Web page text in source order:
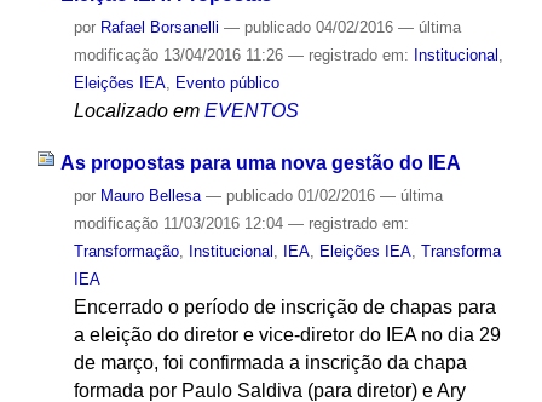
por Rafael Borsanelli — publicado04/02/2016 — última
modificação13/04/2016 11:26 — registrado em: Institucional
Eleições IEA, Evento público
Localizado em EVENTOS
As propostas para uma nova gestão do IEA
por Mauro Bellesa — publicado01/02/2016 — última
modificação11/03/2016 12:04 — registrado em:
Transformação, Institucional IEA, Eleições IEA, Transforma
IEA
Encerrado o período de inscrição de chapas para
a eleição do diretor e vice-diretor do IEA no dia 29
de março, foi confirmada a inscrição da chapa
formada por Paulo Saldiva (para diretor) e Ary